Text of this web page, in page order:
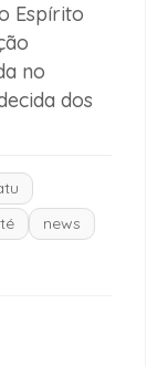
Espírito
no
dos
news